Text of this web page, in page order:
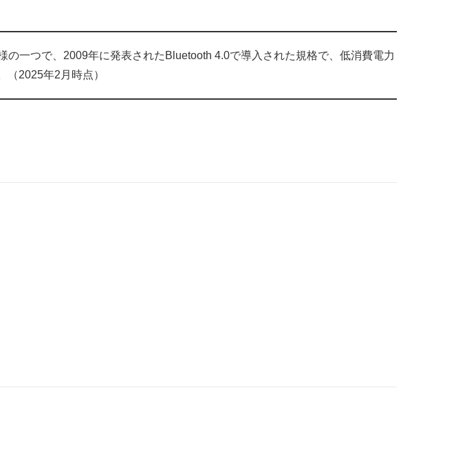
の一つで、2009年に発表されたBluetooth 4.0で導入された規格で、低消費電力
2025年2月時点）